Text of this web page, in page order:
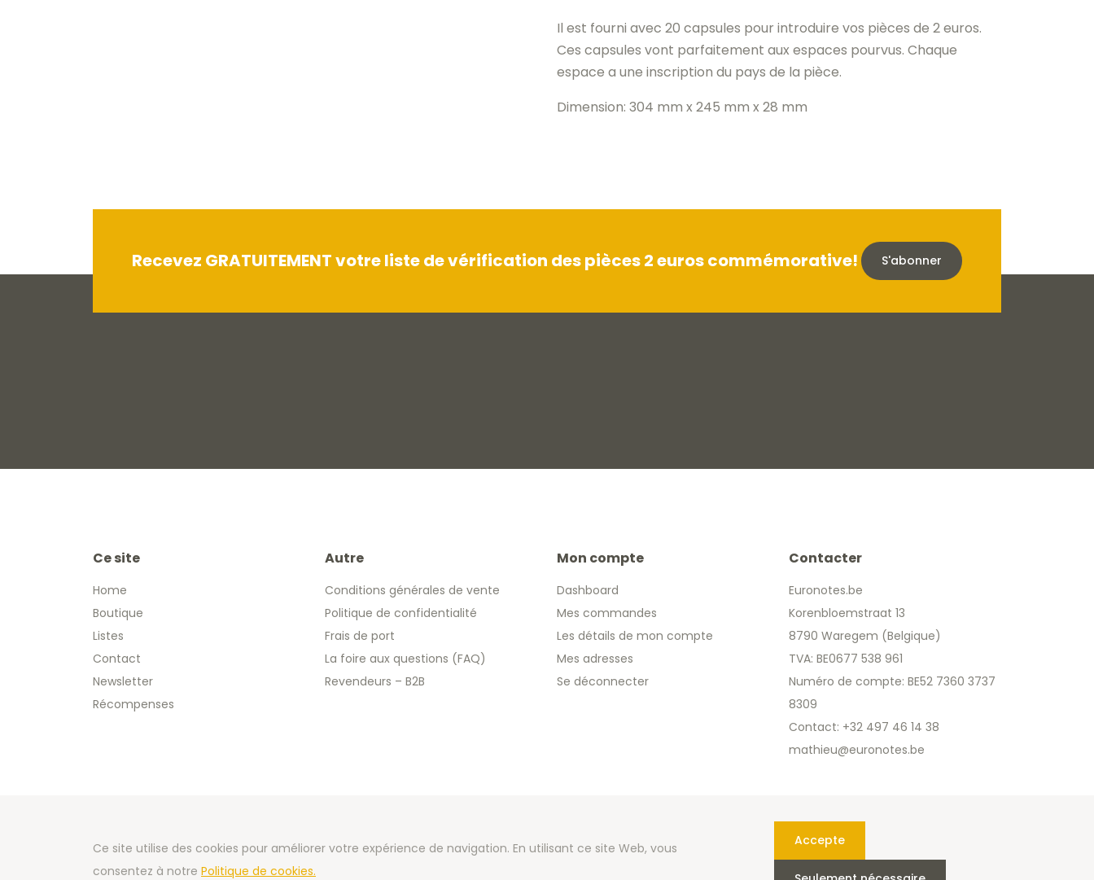
Il est fourni avec 20 capsules pour introduire vos pièces de 2 euros.
Ces capsules vont parfaitement aux espaces pourvus. Chaque
espace a une inscription du pays de la pièce.
Dimension: 304 mm x 245 mm x 28 mm
Recevez GRATUITEMENT votre liste de vérification des pièces 2 euros commémorative! S'abonner
Ce site
Home
Boutique
Listes
Contact
Newsletter
Récompenses
Autre
Conditions générales de vente
Politique de confidentialité
Frais de port
La foire aux questions (FAQ)
Revendeurs – B2B
Mon compte
Dashboard
Mes commandes
Les détails de mon compte
Mes adresses
Se déconnecter
Contacter
Euronotes.be
Korenbloemstraat 13
8790 Waregem (Belgique)
TVA: BE0677 538 961
Numéro de compte: BE52 7360 3737
8309
Contact: +32 497 46 14 38
mathieu@euronotes.be
Development by
- Content by Euronotes.be
Ce site utilise des cookies pour améliorer votre expérience de navigation. En utilisant ce site Web, vous
consentez à notre Politique de cookies.
Accepte